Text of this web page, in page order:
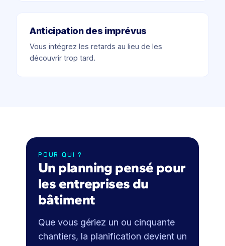
Anticipation des imprévus
Vous intégrez les retards au lieu de les
découvrir trop tard.
POUR QUI ?
Un planning pensé pour
les entreprises du
bâtiment
Que vous gériez un ou cinquante
chantiers, la planification devient un